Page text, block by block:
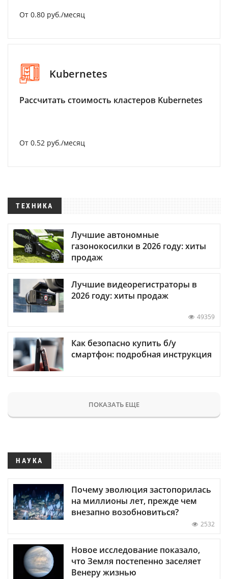
От 0.80 руб./месяц
Kubernetes
Рассчитать стоимость кластеров Kubernetes
От 0.52 руб./месяц
ТЕХНИКА
Лучшие автономные
газонокосилки в 2026 году: хиты
продаж
Лучшие видеорегистраторы в
2026 году: хиты продаж
49359
Как безопасно купить б/у
смартфон: подробная инструкция
ПОКАЗАТЬ ЕЩЕ
НАУКА
Почему эволюция застопорилась
на миллионы лет, прежде чем
внезапно возобновиться?
2532
Новое исследование показало,
что Земля постепенно заселяет
Венеру жизнью